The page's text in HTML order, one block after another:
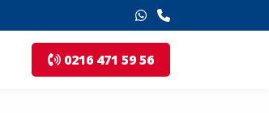
0216 471 59 56